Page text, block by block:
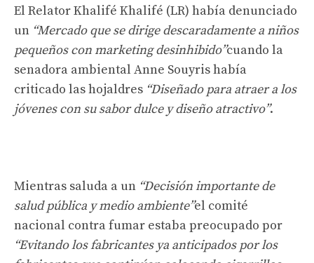
El Relator Khalifé Khalifé (LR) había denunciado
un “Mercado que se dirige descaradamente a niños
pequeños con marketing desinhibido”cuando la
senadora ambiental Anne Souyris había
criticado las hojaldres “Diseñado para atraer a los
jóvenes con su sabor dulce y diseño atractivo”.
Mientras saluda a un “Decisión importante de
salud pública y medio ambiente”el comité
nacional contra fumar estaba preocupado por
“Evitando los fabricantes ya anticipados por los